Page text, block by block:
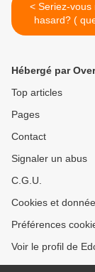
< Seriez-vous noble par
hasard? (
définition)
Hébergé par
Top articles
Pages
Contact
Signaler un abus
C.G.U.
Cookies et
Préférences
Voir le profil de